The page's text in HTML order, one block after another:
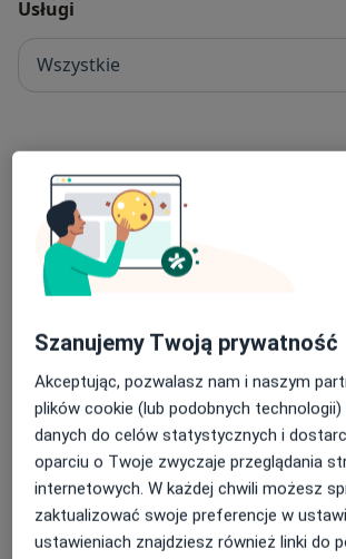
Usługi
Wszystkie
Od 200 zł
Szczegóły
Umów
Od 500 zł
Szczegółychirurgiczne
Umów
Fluoryzacja zębów
Od 170 zł
Szczegółyfluoryzacja
Szanujemy Twoją prywatność
Akceptując, pozwalasz nam i naszym
plików cookie (lub podobnych technologii)
danych do celów statystycznych i
oparciu o Twoje zwyczaje przeglądania
internetowych. W każdej chwili możesz
zaktualizować swoje preferencje w
ustawieniach znajdziesz również linki do